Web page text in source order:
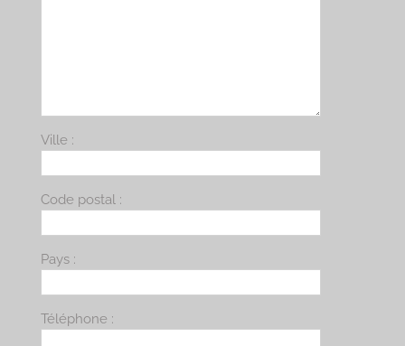
Ville :
Code postal :
Pays :
Téléphone :